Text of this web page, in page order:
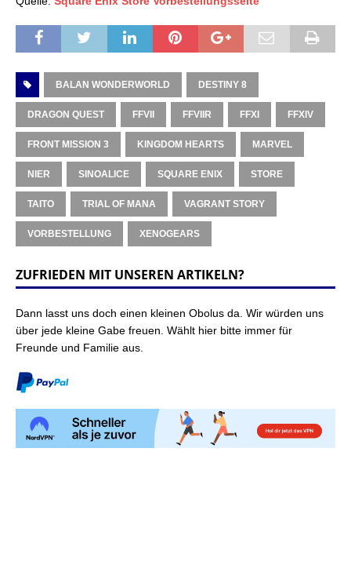
BALAN WONDERWORLD DESTINY 8
DRAGON QUEST FFVII FFVIIR FFXI FFXIV
FRONT MISSION 3 KINGDOM HEARTS MARVEL
NIER SINOALICE SQUARE ENIX STORE
TAITO TRIAL OF MANA VAGRANT STORY
VORBESTELLUNG XENOGEARS
ZUFRIEDEN MIT UNSEREN ARTIKELN?
Dann lasst uns doch einen kleinen Obolus da. Wir würden uns
über jede kleine Gabe freuen. Wählt hier bitte immer für
Freunde und Familie aus.